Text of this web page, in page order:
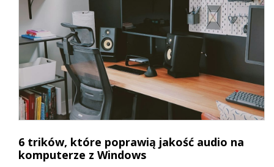
6 trików, które poprawią jakość audio na
komputerze z Windows